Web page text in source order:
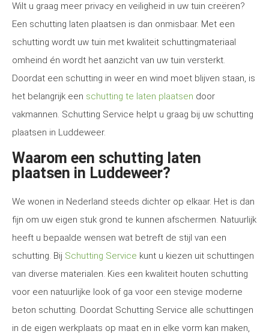
Wilt u graag meer privacy en veiligheid in uw tuin creëren?
Een schutting laten plaatsen is dan onmisbaar. Met een
schutting wordt uw tuin met kwaliteit schuttingmateriaal
omheind én wordt het aanzicht van uw tuin versterkt.
Doordat een schutting in weer en wind moet blijven staan, is
het belangrijk een schutting te laten plaatsen door
vakmannen. Schutting Service helpt u graag bij uw schutting
plaatsen in Luddeweer.
Waarom een schutting laten
plaatsen in Luddeweer?
We wonen in Nederland steeds dichter op elkaar. Het is dan
fijn om uw eigen stuk grond te kunnen afschermen. Natuurlijk
heeft u bepaalde wensen wat betreft de stijl van een
schutting. Bij Schutting Service kunt u kiezen uit schuttingen
van diverse materialen. Kies een kwaliteit houten schutting
voor een natuurlijke look of ga voor een stevige moderne
beton schutting. Doordat Schutting Service alle schuttingen
in de eigen werkplaats op maat en in elke vorm kan maken,